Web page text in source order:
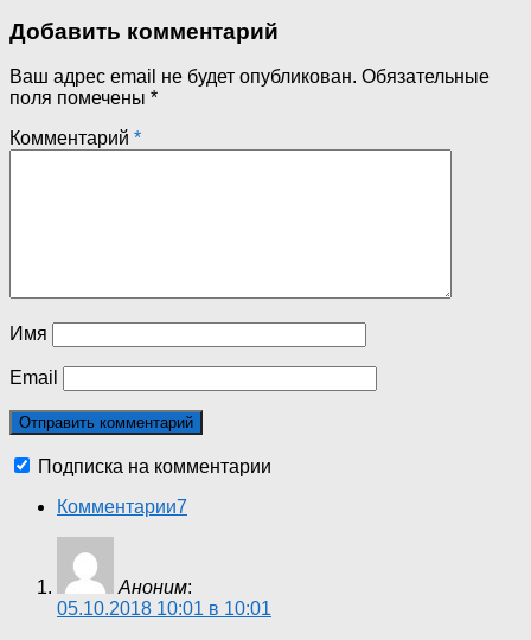
Добавить комментарий
Ваш адрес email не будет опубликован. Обязательные
поля помечены *
Комментарий *
Имя
Email
Подписка на комментарии
Комментарии7
Аноним:
05.10.2018 10:01 в 10:01